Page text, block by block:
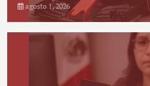
agosto 1, 2026